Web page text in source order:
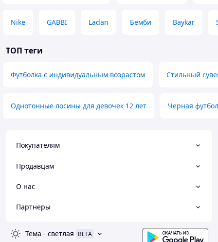
Nike GABBI Ladan Бемби Baykar
ТОП теги
Футболка с индивидуальным возрастом Стильный
Однотонные лосины для девочек 12 лет Черная
Покупателям
Продавцам
О нас
Партнеры
Тема - светлая BETA